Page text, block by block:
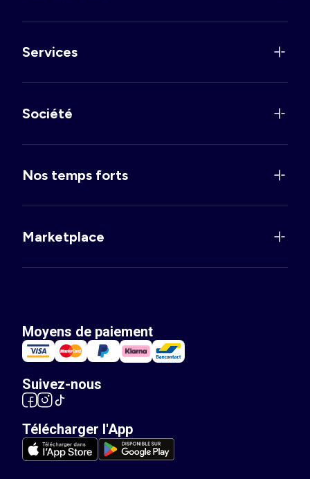
Services
Société
Nos temps forts
Marketplace
Moyens de paiement
Suivez-nous
Télécharger l'App